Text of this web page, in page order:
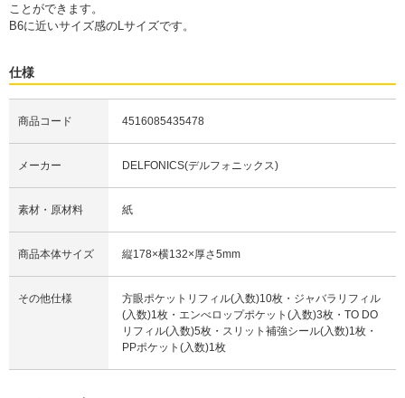
ことができます。
B6に近いサイズ感のLサイズです。
仕様
商品コード 4516085435478
メーカー DELFONICS(デルフォニックス)
素材・原材料 紙
商品本体サイズ 縦178×横132×厚さ5mm
その他仕様
方眼ポケットリフィル(入数)10枚・ジャバラリフィル
(入数)1枚・エンべロップポケット(入数)3枚・TO DO
リフィル(入数)5枚・スリット補強シール(入数)1枚・
PPポケット(入数)1枚